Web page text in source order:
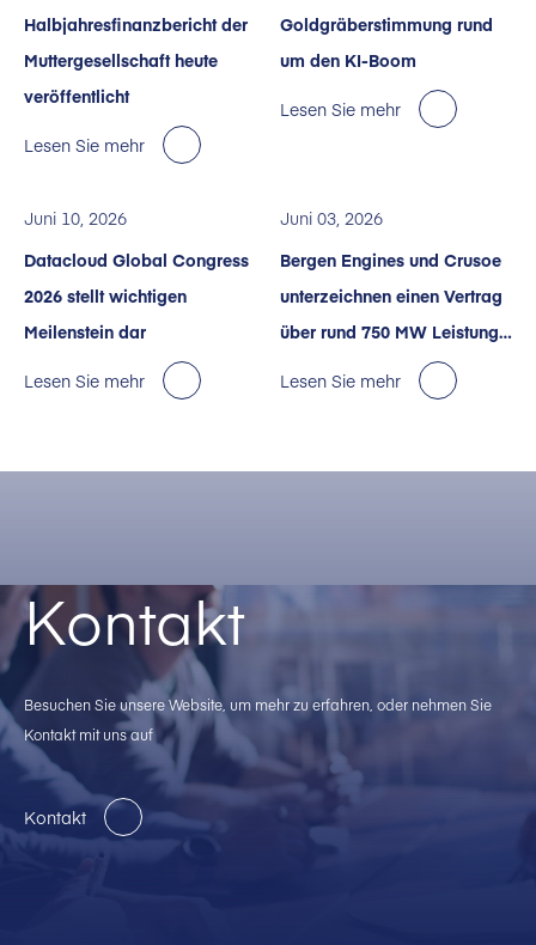
Halbjahresfinanzbericht der
Muttergesellschaft heute
veröffentlicht
Lesen Sie mehr
Goldgräberstimmung rund
um den KI-Boom
Lesen Sie mehr
Juni 10, 2026
Datacloud Global Congress
2026 stellt wichtigen
Meilenstein dar
Lesen Sie mehr
Juni 03, 2026
Bergen Engines und Crusoe
unterzeichnen einen Vertrag
über rund 750 MW Leistung
für KI-Rechenzentren in den
Lesen Sie mehr
Kontakt
Besuchen Sie unsere Website, um mehr zu erfahren, oder nehmen Sie
Kontakt mit uns auf
Kontakt